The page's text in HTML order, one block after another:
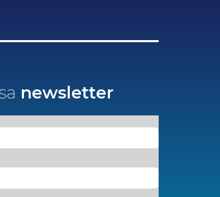
newsletter